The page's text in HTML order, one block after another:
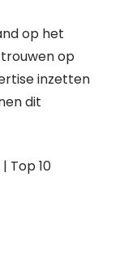
op het
op
inzetten
dit
Top 10